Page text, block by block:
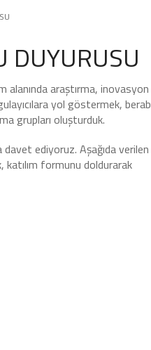
DUYURUSU
alanında araştırma, inovasyon
yol göstermek,
grupları oluşturduk.
ediyoruz. Aşağıda verilen
katılım formunu doldurarak